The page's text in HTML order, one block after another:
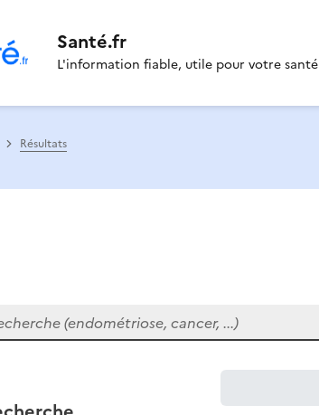
Santé.fr
L'information fiable, utile pour votre santé
Résultats
(endométriose, cancer, ...)